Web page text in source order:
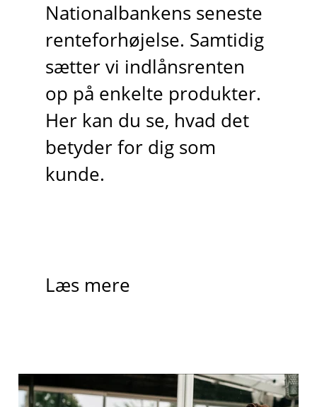
Nationalbankens seneste
renteforhøjelse. Samtidig
sætter vi indlånsrenten
op på enkelte produkter.
Her kan du se, hvad det
betyder for dig som
kunde.
Læs mere